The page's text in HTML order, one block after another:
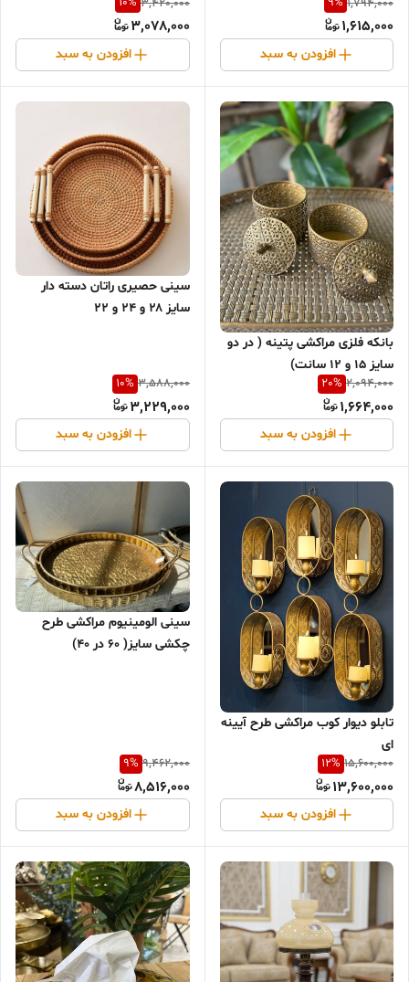
1,794,000
1,615,000
افزودن به سبد
3,420,000
3,078,000
افزودن به سبد
بانکه فلزی مراکشی پتینه ( در دو
سایز ۱۵ و ۱۲ سانت)
2,094,000
20%
1,664,000
افزودن به سبد
سینی حصیری راتان دسته دار
سایز ۲۸ و ۲۴ و ۲۲
3,588,000
10%
3,229,000
افزودن به سبد
تابلو دیوار کوب مراکشی طرح آیینه
ای
15,600,000
12%
13,600,000
افزودن به سبد
سینی الومینیوم مراکشی طرح
چکشی سایز( ۶۰ در ۴۰)
9,462,000
9%
8,516,000
افزودن به سبد